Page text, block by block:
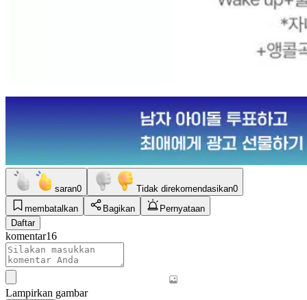
saran0 Tidak direkomendasikan0
membatalkan
Bagikan
Pernyataan
Daftar
komentar16
Lampirkan gambar